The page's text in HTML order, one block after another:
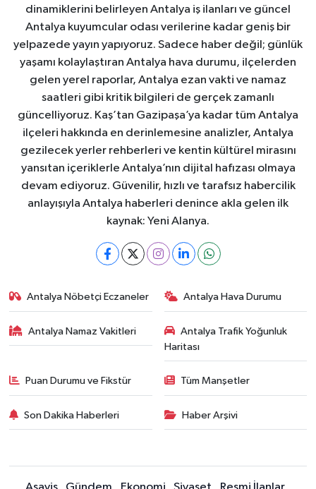
dinamiklerini belirleyen Antalya iş ilanları ve güncel
Antalya kuyumcular odası verilerine kadar geniş bir
yelpazede yayın yapıyoruz. Sadece haber değil; günlük
yaşamı kolaylaştıran Antalya hava durumu, ilçelerden
gelen yerel raporlar, Antalya ezan vakti ve namaz
saatleri gibi kritik bilgileri de gerçek zamanlı
güncelliyoruz. Kaş’tan Gazipaşa’ya kadar tüm Antalya
ilçeleri hakkında en derinlemesine analizler, Antalya
gezilecek yerler rehberleri ve kentin kültürel mirasını
yansıtan içeriklerle Antalya’nın dijital hafızası olmaya
devam ediyoruz. Güvenilir, hızlı ve tarafsız habercilik
anlayışıyla Antalya haberleri denince akla gelen ilk
kaynak: Yeni Alanya.
Antalya Nöbetçi Eczaneler Antalya Hava Durumu
Antalya Namaz Vakitleri
Antalya Trafik Yoğunluk
Haritası
Puan Durumu ve Fikstür Tüm Manşetler
Son Dakika Haberleri Haber Arşivi